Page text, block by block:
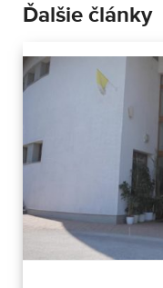
Ďalšie články